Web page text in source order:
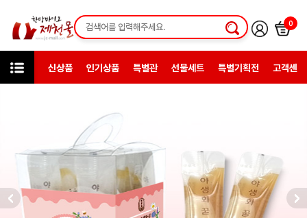
0
신상품 인기상품 특별관 선물세트 특별기획전 고객센터